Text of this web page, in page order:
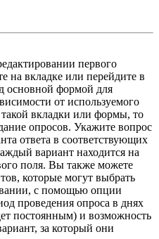
первого
на вкладке или перейдите в
основной формой для
от используемого
вкладки или формы, то
опросов. Укажите вопрос
ответа в соответствующих
вариант находится на
поля. Вы также можете
которые могут выбрать
с помощью опции
проведения опроса в днях
постоянным) и возможность
за который они